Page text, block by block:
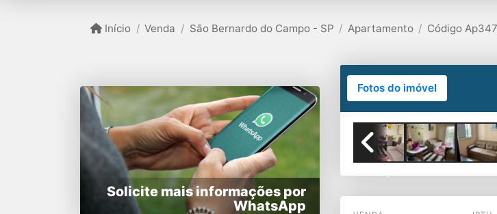
Início Venda São Bernardo do Campo - SP Apartamento Código
Fotos do imóvel
Solicite mais informações por
WhatsApp